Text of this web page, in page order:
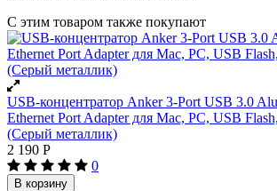
С этим товаром также покупают
USB-концентратор Anker 3-Port USB 3.0
Ethernet Port Adapter для Mac, PC, USB
(Серый металлик)
2 190 Р
0
В корзину